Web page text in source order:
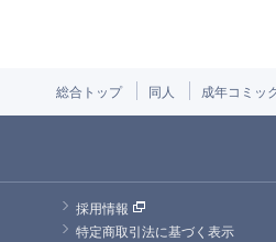
総合トップ 同人 成年コミッ
採用情報
特定商取引法に基づく表示